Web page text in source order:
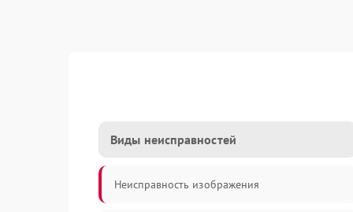
Виды неисправностей
Неисправность изображения